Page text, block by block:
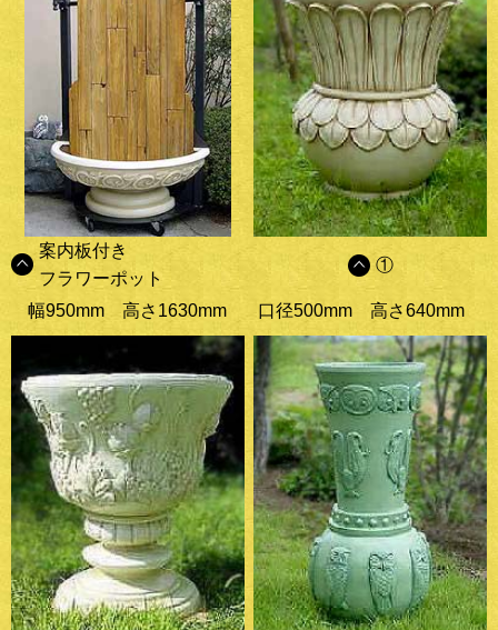
案内板付き
フラワーポット
幅950mm高さ1630mm
①
口径500mm高さ640mm